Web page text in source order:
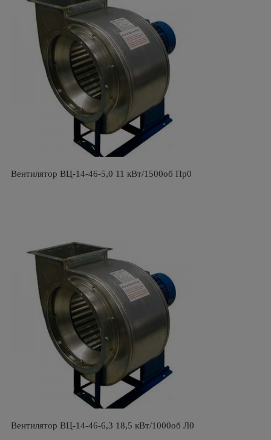
Вентилятор ВЦ-14-46-5,0 11 кВт/1500об Пр0
Вентилятор ВЦ-14-46-6,3 18,5 кВт/1000об Л0